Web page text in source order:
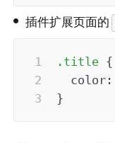
• 插件扩展页面的
.title {
color :
}